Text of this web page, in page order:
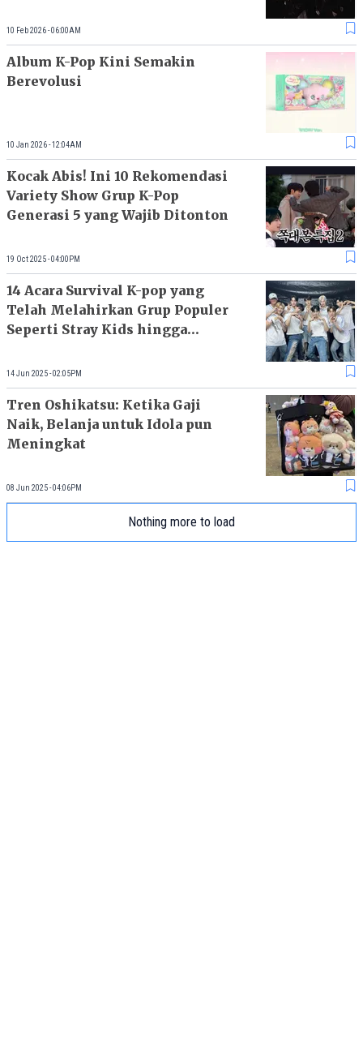
10 Feb 2026 - 06:00AM
Album K-Pop Kini Semakin
Berevolusi
10 Jan 2026 - 12:04AM
Kocak Abis! Ini 10 Rekomendasi
Variety Show Grup K-Pop
Generasi 5 yang Wajib Ditonton
19 Oct 2025 - 04:00PM
14 Acara Survival K-pop yang
Telah Melahirkan Grup Populer
Seperti Stray Kids hingga
14 Jun 2025 - 02:05PM
Tren Oshikatsu: Ketika Gaji
Naik, Belanja untuk Idola pun
Meningkat
08 Jun 2025 - 04:06PM
Nothing more to load